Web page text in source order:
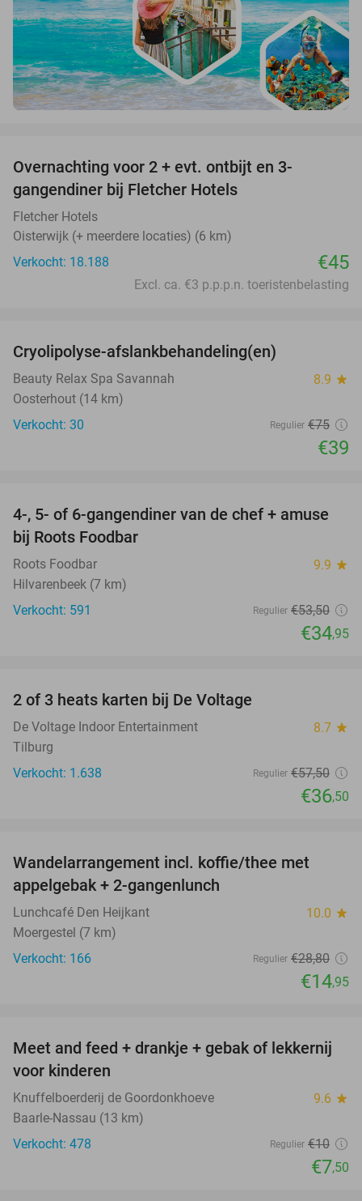
Overnachting voor 2 + evt. ontbijt en 3-
gangendiner bij Fletcher Hotels
Fletcher Hotels
Oisterwijk (+ meerdere locaties) (6 km)
Verkocht: 18.188
€45
Excl. ca. €3 p.p.p.n. toeristenbelasting
Cryolipolyse-afslankbehandeling(en)
Beauty Relax Spa Savannah 8.9 star
Oosterhout (14 km)
Verkocht: 30
Regulier €75
€39
35%
4-, 5- of 6-gangendiner van de chef + amuse
bij Roots Foodbar
Roots Foodbar 9.9 star
Hilvarenbeek (7 km)
Verkocht: 591
Regulier €53,50
€34,95
2 of 3 heats karten bij De Voltage
De Voltage Indoor Entertainment 8.7 star
Tilburg
Verkocht: 1.638
Regulier €57,50
€36,50
Wandelarrangement incl. koffie/thee met
appelgebak + 2-gangenlunch
Lunchcafé Den Heijkant 10.0 star
Moergestel (7 km)
Verkocht: 166
Regulier €28,80
€14,95
25%
Meet and feed + drankje + gebak of lekkernij
voor kinderen
Knuffelboerderij de Goordonkhoeve 9.6 star
Baarle-Nassau (13 km)
Verkocht: 478
Regulier €10
€7,50